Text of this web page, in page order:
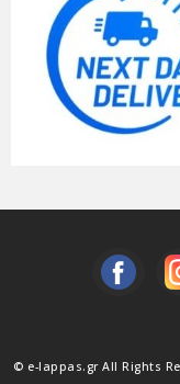
© e-lappas.gr All Rights